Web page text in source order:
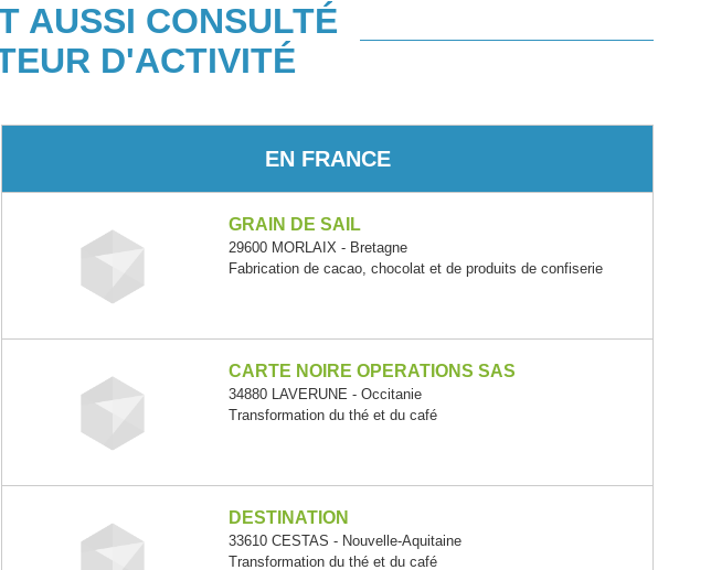
AUSSI CONSULTÉ
D'ACTIVITÉ
EN FRANCE
GRAIN DE SAIL
29600 MORLAIX - Bretagne
Fabrication de cacao, chocolat et de produits de confiserie
CARTE NOIRE OPERATIONS SAS
34880 LAVERUNE - Occitanie
Transformation du thé et du café
DESTINATION
33610 CESTAS - Nouvelle-Aquitaine
Transformation du thé et du café